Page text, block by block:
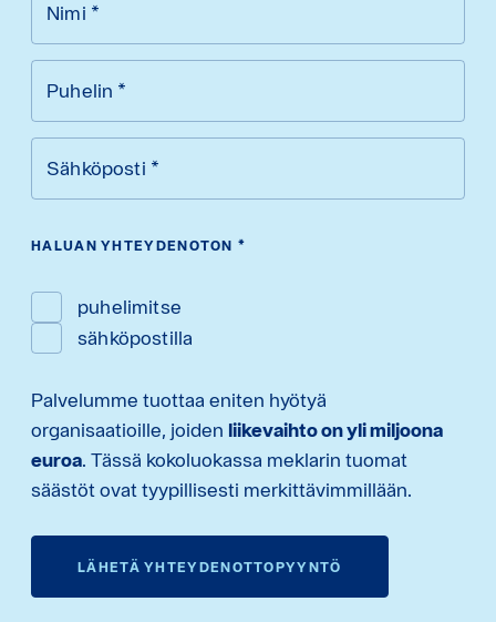
Nimi *
Puhelin *
Sähköposti *
HALUAN YHTEYDENOTON *
puhelimitse
sähköpostilla
Palvelumme tuottaa eniten hyötyä
organisaatioille, joiden liikevaihto on yli miljoona
euroa. Tässä kokoluokassa meklarin tuomat
säästöt ovat tyypillisesti merkittävimmillään.
LÄHETÄ YHTEYDENOTTOPYYNTÖ